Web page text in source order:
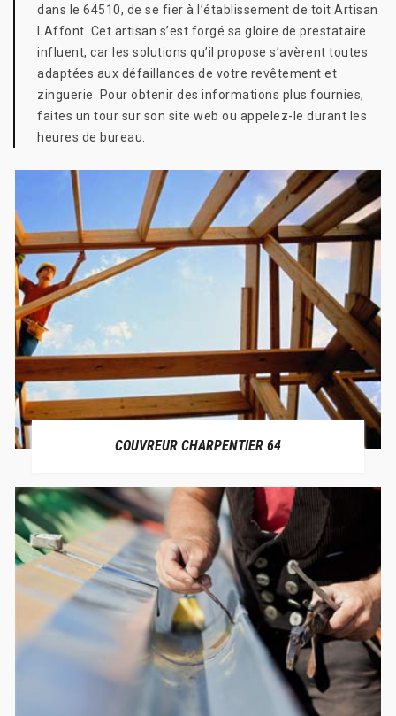
dans le 64510, de se fier à l’établissement de toit Artisan
LAffont. Cet artisan s’est forgé sa gloire de prestataire
influent, car les solutions qu’il propose s’avèrent toutes
adaptées aux défaillances de votre revêtement et
zinguerie. Pour obtenir des informations plus fournies,
faites un tour sur son site web ou appelez-le durant les
heures de bureau.
COUVREUR CHARPENTIER 64